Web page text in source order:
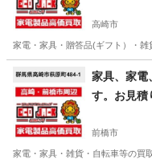
高崎市
家電・家具・贈答品(ギフト）・
群馬 高崎市 リサイクル
リサイクルショップ 無料
家具、家電
す。お見積
前橋市
家電・家具・雑貨・自転車等の買